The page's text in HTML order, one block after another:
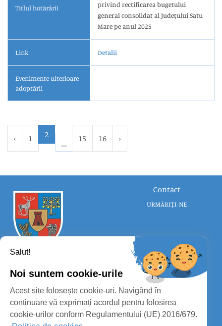
Titlul hotărârii
privind rectificarea bugetului
general consolidat al Judeţului Satu
Mare pe anul 2025
Link Detalii
Evenimente ulterioare
adoptării
‹ 1 2 15 16 ›
PROTECȚIA DATELOR PERSONALE
MASS-MEDIA
CONSILIUL JUDEȚEAN SATU MARE
Contact
URMĂRIȚI-NE
Salut!
Noi suntem cookie-urile
Acest site folosește cookie-uri. Navigând în
continuare vă exprimați acordul pentru folosirea
cookie-urilor conform Regulamentului (UE) 2016/679.